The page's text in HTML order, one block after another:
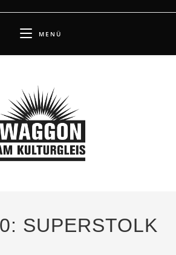
MENÜ
SUPERSTOLK